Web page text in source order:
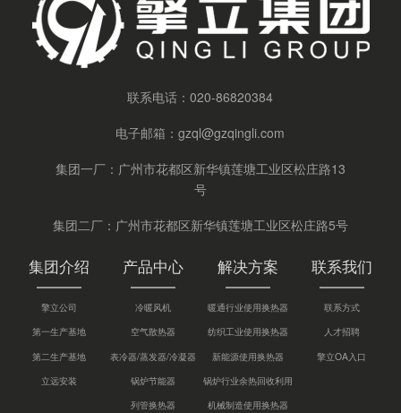
联系电话：020-86820384
电子邮箱：gzql@gzqingli.com
集团一厂：广州市花都区新华镇莲塘工业区松庄路13
号
集团二厂：广州市花都区新华镇莲塘工业区松庄路5号
集团介绍
擎立公司
第一生产基地
第二生产基地
立远安装
产品中心
冷暖风机
空气散热器
表冷器/蒸发器/冷凝器
锅炉节能器
列管换热器
解决方案
暖通行业使用换热器
纺织工业使用换热器
新能源使用换热器
锅炉行业余热回收利用
机械制造使用换热器
联系我们
联系方式
人才招聘
擎立OA入口